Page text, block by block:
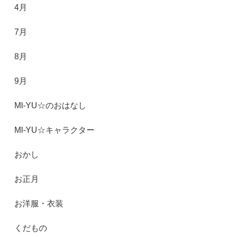
4月
7月
8月
9月
MI-YU☆のおはなし
MI-YU☆キャラクター
おかし
お正月
お洋服・衣装
くだもの